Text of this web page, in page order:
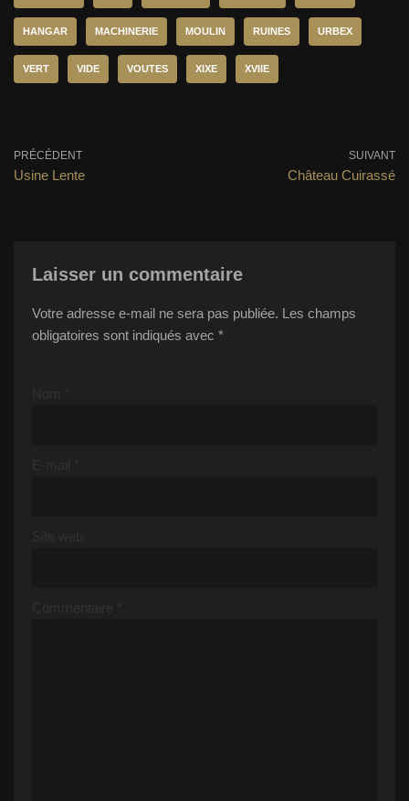
HANGAR MACHINERIE MOULIN RUINES URBEX
VERT VIDE VOUTES XIXE XVIIE
PRÉCÉDENT
Usine Lente
SUIVANT
Château Cuirassé
Laisser un commentaire
Votre adresse e-mail ne sera pas publiée. Les champs
obligatoires sont indiqués avec *